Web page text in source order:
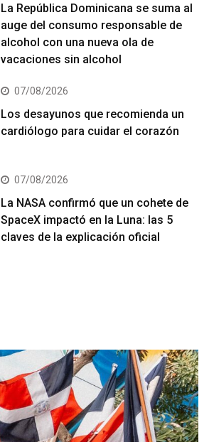
La República Dominicana se suma al
auge del consumo responsable de
alcohol con una nueva ola de
vacaciones sin alcohol
07/08/2026
Los desayunos que recomienda un
cardiólogo para cuidar el corazón
07/08/2026
La NASA confirmó que un cohete de
SpaceX impactó en la Luna: las 5
claves de la explicación oficial